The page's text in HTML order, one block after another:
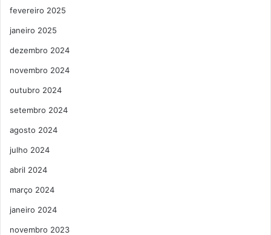
fevereiro 2025
janeiro 2025
dezembro 2024
novembro 2024
outubro 2024
setembro 2024
agosto 2024
julho 2024
abril 2024
março 2024
janeiro 2024
novembro 2023